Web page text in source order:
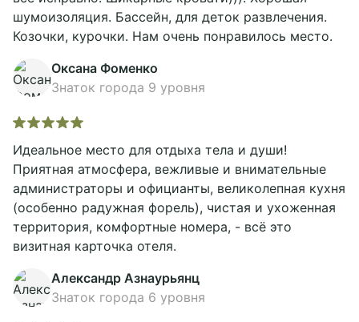
шумоизоляция. Бассейн, для деток развлечения.
Козочки, курочки. Нам очень понравилось место.
Оксана Фоменко
Знаток города 9 уровня
Идеальное место для отдыха тела и души!
Приятная атмосфера, вежливые и внимательные
администраторы и официанты, великолепная кухня
(особенно радужная форель), чистая и ухоженная
территория, комфортные номера, - всё это
визитная карточка отеля.
Александр Азнаурьянц
Знаток города 6 уровня
Забронировать